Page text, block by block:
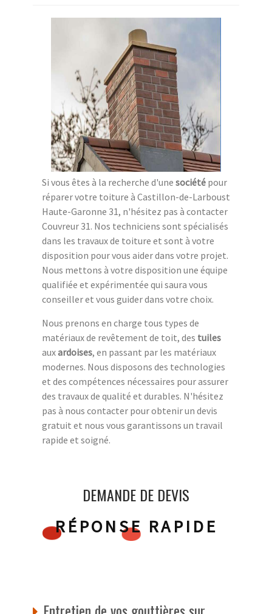
Si vous êtes à la recherche d'une société pour
réparer votre toiture à Castillon-de-Larboust
Haute-Garonne 31, n'hésitez pas à contacter
Couvreur 31. Nos techniciens sont spécialisés
dans les travaux de toiture et sont à votre
disposition pour vous aider dans votre projet.
Nous mettons à votre disposition une équipe
qualifiée et expérimentée qui saura vous
conseiller et vous guider dans votre choix.
Nous prenons en charge tous types de
matériaux de revêtement de toit, des tuiles
auxardoises, en passant par les matériaux
modernes. Nous disposons des technologies
et des compétences nécessaires pour assurer
des travaux de qualité et durables. N'hésitez
pas à nous contacter pour obtenir un devis
gratuit et nous vous garantissons un travail
rapide et soigné.
DEMANDE DE DEVIS
RÉPONSE RAPIDE